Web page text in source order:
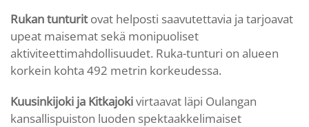
Rukan tunturitovat helposti saavutettavia ja tarjoavat
upeat maisemat sekä monipuoliset
aktiviteettimahdollisuudet. Ruka-tunturi on alueen
korkein kohta 492 metrin korkeudessa.
Kuusinkijoki ja Kitkajokivirtaavat läpi Oulangan
kansallispuiston luoden spektaakkelimaiset